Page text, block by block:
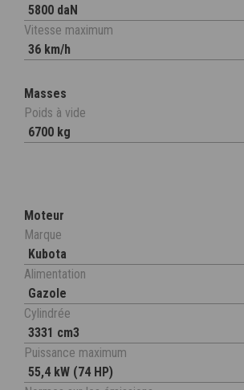
5800 daN
Vitesse maximum
36 km/h
Masses
Poids à vide
6700 kg
Moteur
Marque
Kubota
Alimentation
Gazole
Cylindrée
3331 cm3
Puissance maximum
55,4 kW (74 HP)